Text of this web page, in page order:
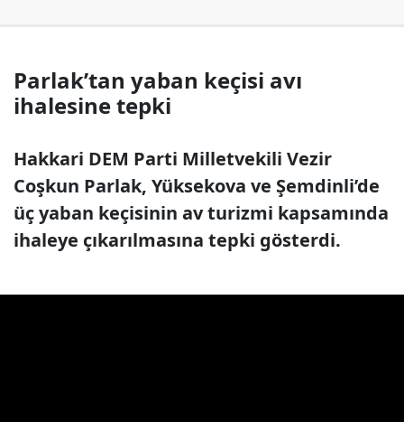
Parlak’tan yaban keçisi avı
ihalesine tepki
Hakkari DEM Parti Milletvekili Vezir
Coşkun Parlak, Yüksekova ve Şemdinli’de
üç yaban keçisinin av turizmi kapsamında
ihaleye çıkarılmasına tepki gösterdi.